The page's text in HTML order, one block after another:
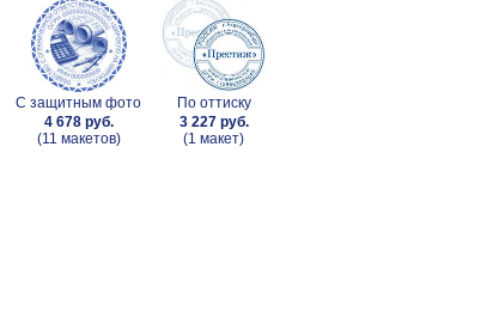
С защитным фото
4 678 руб.
(11 макетов)
По оттиску
3 227 руб.
(1 макет)